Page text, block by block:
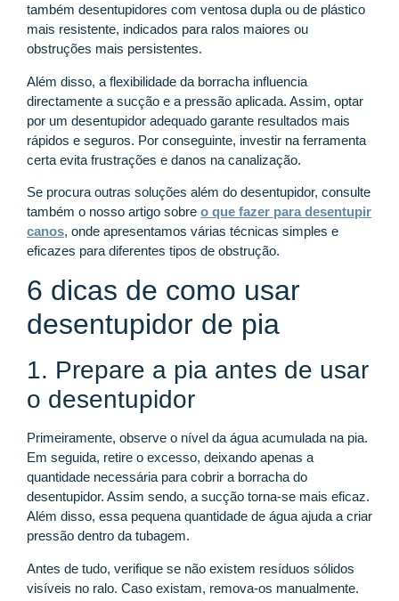
também desentupidores com ventosa dupla ou de plástico
mais resistente, indicados para ralos maiores ou
obstruções mais persistentes.
Além disso, a flexibilidade da borracha influencia
directamente a sucção e a pressão aplicada. Assim, optar
por um desentupidor adequado garante resultados mais
rápidos e seguros. Por conseguinte, investir na ferramenta
certa evita frustrações e danos na canalização.
Se procura outras soluções além do desentupidor, consulte
também o nosso artigo sobre o que fazer para desentupir
canos, onde apresentamos várias técnicas simples e
eficazes para diferentes tipos de obstrução.
6 dicas de como usar
desentupidor de pia
1. Prepare a pia antes de usar
o desentupidor
Primeiramente, observe o nível da água acumulada na pia.
Em seguida, retire o excesso, deixando apenas a
quantidade necessária para cobrir a borracha do
desentupidor. Assim sendo, a sucção torna-se mais eficaz.
Além disso, essa pequena quantidade de água ajuda a criar
pressão dentro da tubagem.
Antes de tudo, verifique se não existem resíduos sólidos
visíveis no ralo. Caso existam, remova-os manualmente.